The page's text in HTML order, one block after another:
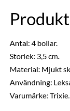
Antal: 4 bollar.
Storlek: 3,5 cm.
Material: Mjukt
Användning:
Varumärke: Trixie.